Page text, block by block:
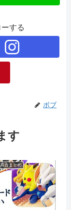
する
ボブ
す
合まとめ